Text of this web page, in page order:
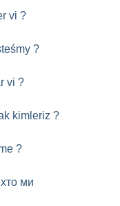
vi ?
?
vi ?
kimleriz ?
?
ми